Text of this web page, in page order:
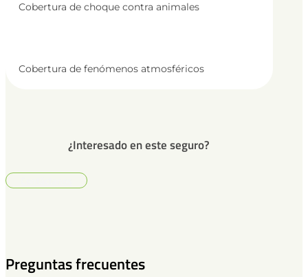
Cobertura de choque contra animales
Cobertura de fenómenos atmosféricos
¿Interesado en este seguro?
Preguntas frecuentes